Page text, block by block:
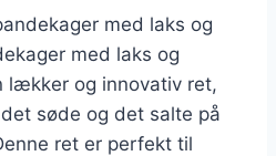
med laks og
med laks og
lækker og innovativ ret,
søde og det salte på
ret er perfekt til